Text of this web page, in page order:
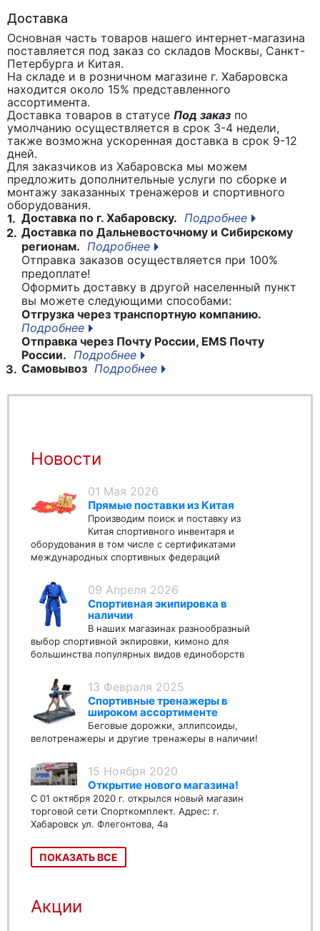
Доставка
Основная часть товаров нашего интернет-магазина
поставляется под заказ со складов Москвы, Санкт-
Петербурга и Китая.
На складе и в розничном магазине г. Хабаровска
находится около 15% представленного
ассортимента.
Доставка товаров в статусе Под заказ по
умолчанию осуществляется в срок 3-4 недели,
также возможна ускоренная доставка в срок 9-12
дней.
Для заказчиков из Хабаровска мы можем
предложить дополнительные услуги по сборке и
монтажу заказанных тренажеров и спортивного
оборудования.
1. Доставка по г. Хабаровску. Подробнее
2. Доставка по Дальневосточному и Сибирскому
регионам. Подробнее
Отправка заказов осуществляется при 100%
предоплате!
Оформить доставку в другой населенный пункт
вы можете следующими способами:
Отгрузка через транспортную компанию.
Подробнее
Отправка через Почту России, EMS Почту
России. Подробнее
3. Самовывоз Подробнее
Новости
01 Мая 2026
Прямые поставки из Китая
Производим поиск и поставку из
Китая спортивного инвентаря и
оборудования в том числе с сертификатами
международных спортивных федераций
09 Апреля 2026
Спортивная экипировка в
наличии
В наших магазинах разнообразный
выбор спортивной экпировки, кимоно для
большинства популярных видов единоборств
13 Февраля 2025
Спортивные тренажеры в
широком ассортименте
Беговые дорожки, эллипсоиды,
велотренажеры и другие тренажеры в наличии!
15 Ноября 2020
Открытие нового магазина!
С 01 октября 2020 г. открылся новый магазин
торговой сети Спорткомплект. Адрес: г.
Хабаровск ул. Флегонтова, 4а
ПОКАЗАТЬ ВСЕ
Акции